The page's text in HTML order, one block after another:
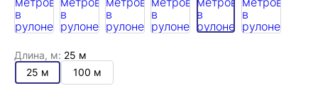
Длина, м: 25 м
25 м
100 м